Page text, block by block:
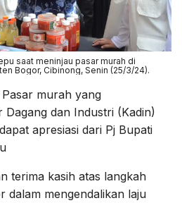
saat meninjau pasar murah di
Bogor, Cibinong, Senin (25/3/24).
Pasar murah yang
Dagang dan Industri (Kadin)
apresiasi dari Pj Bupati
terima kasih atas langkah
dalam mengendalikan laju